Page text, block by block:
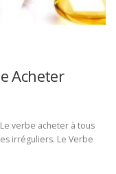
Acheter
verbe acheter à tous
irréguliers. Le Verbe